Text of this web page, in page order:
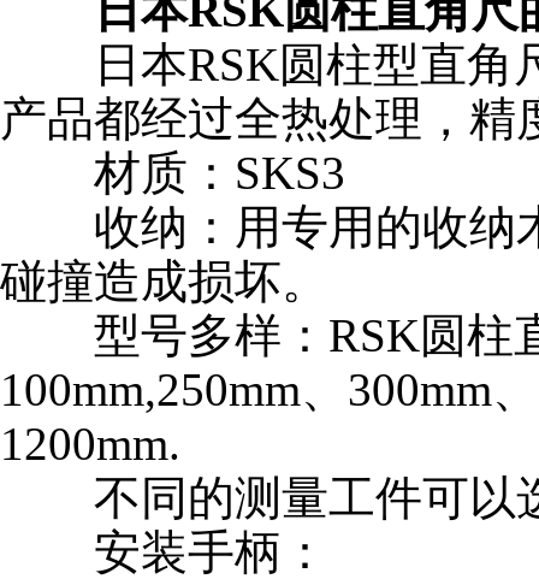
日本RSK圆柱型直角
产品都经过全热处理，
材质：SKS3
收纳：用专用的收纳
碰撞造成损坏。
型号多样：RSK圆柱
100mm,250mm、300mm
1200mm.
不同的测量工件可以
安装手柄：